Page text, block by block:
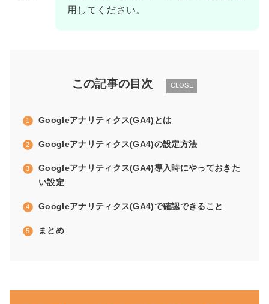
用してください。
この記事の目次 CLOSE
Googleアナリティクス(GA4)とは
Googleアナリティクス(GA4)の設定方法
Googleアナリティクス(GA4)導入時にやっておきた
い設定
Googleアナリティクス(GA4)で確認できること
まとめ